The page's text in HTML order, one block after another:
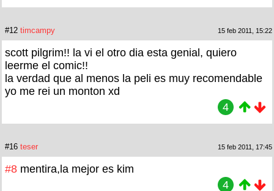
#12 timcampy 15 feb 2011, 15:22
scott pilgrim!! la vi el otro dia esta genial, quiero
leerme el comic!!
la verdad que al menos la peli es muy recomendable
yo me rei un monton xd
4
#16 teser 15 feb 2011, 17:45
#8 mentira,la mejor es kim
4